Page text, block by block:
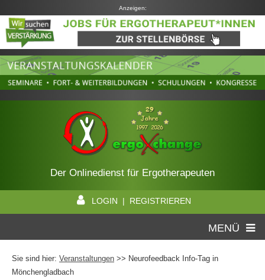
Anzeigen:
Der Onlinedienst für Ergotherapeuten
LOGIN | REGISTRIEREN
MENÜ
Sie sind hier: Veranstaltungen >> Neurofeedback Info-Tag in
Mönchengladbach